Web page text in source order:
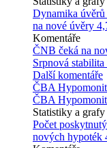
Dynamika úvěrů
na nové úvěry
Komentáře
ČNB čeká na
Srpnová
Další komentáře
ČBA
ČBA
Statistiky a grafy
Počet
nových hypoték